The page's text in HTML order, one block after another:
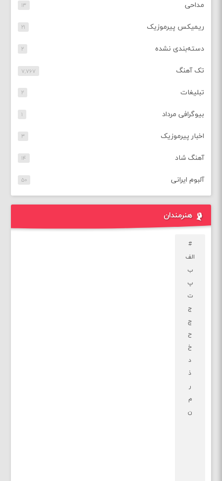
مداحی ۱۳
ریمیکس پیرموزیک ۲۱
دسته‌بندی نشده ۲
تک آهنگ ۷,۷۶۷
تبلیغات ۲
بیوگرافی مرداد ۱
اخبار پیرموزیک ۳
آهنگ شاد ۱۴
آلبوم ایرانی ۵۰
هنرمندان
#
الف
ب
پ
ت
ج
چ
ح
خ
د
ذ
ر
م
ن